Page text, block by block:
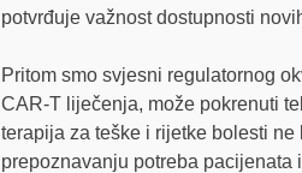
potvrđuje važnost dostupnosti
Pritom smo svjesni regulatornog
CAR-T liječenja, može pokrenuti
terapija za teške i rijetke bolesti
prepoznavanju potreba pacijenata